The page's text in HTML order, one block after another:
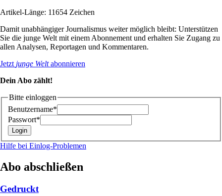
Artikel-Länge: 11654 Zeichen
Damit unabhängiger Journalismus weiter möglich bleibt: Unterstützen
Sie die junge Welt mit einem Abonnement und erhalten Sie Zugang zu
allen Analysen, Reportagen und Kommentaren.
Jetzt junge Weltabonnieren
Dein Abo zählt!
Bitte einloggen
Benutzername*
Passwort*
Hilfe bei Einlog-Problemen
Abo abschließen
Gedruckt